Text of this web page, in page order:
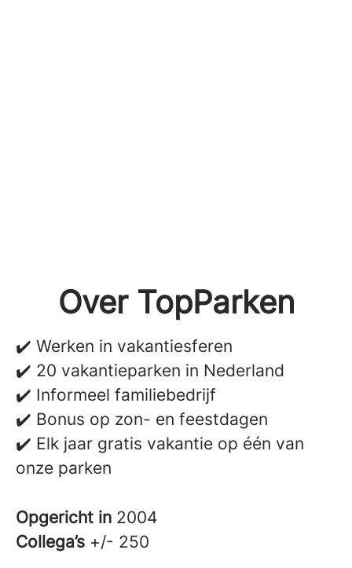
Over TopParken
✔️ Werken in vakantiesferen
✔️ 20 vakantieparken in Nederland
✔️ Informeel familiebedrijf
✔️ Bonus op zon- en feestdagen
✔️ Elk jaar gratis vakantie op één van
onze parken
Opgericht in 2004
Collega’s +/- 250